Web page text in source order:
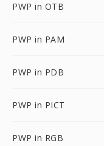
PWP in OTB
PWP in PAM
PWP in PDB
PWP in PICT
PWP in RGB